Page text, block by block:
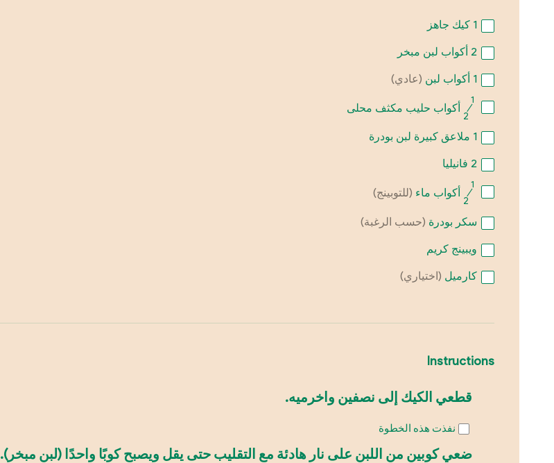
1 كيك جاهز
2 أكواب لبن مبخر
1 أكواب لبن (عادي)
1
⁄
2
أكواب حليب مكثف محلى
1 ملاعق كبيرة لبن بودرة
2 فانيليا
1
⁄
2
أكواب ماء (للتوبينج)
سكر بودرة (حسب الرغبة)
ويبينج كريم
كارميل (اختياري)
Instructions
قطعي الكيك إلى نصفين واخرميه.
نفذت هذه الخطوة
ضعي كوبين من اللبن على نار هادئة مع التقليب حتى يقل ويصبح كوبًا واحدًا (لبن مبخر).